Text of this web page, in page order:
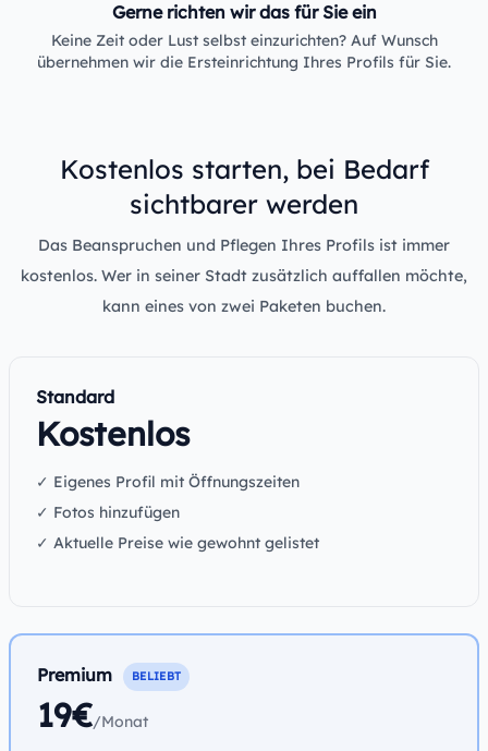
Gerne richten wir das für Sie ein
Keine Zeit oder Lust selbst einzurichten? Auf Wunsch
übernehmen wir die Ersteinrichtung Ihres Profils für Sie.
Kostenlos starten, bei Bedarf
sichtbarer werden
Das Beanspruchen und Pflegen Ihres Profils ist immer
kostenlos. Wer in seiner Stadt zusätzlich auffallen möchte,
kann eines von zwei Paketen buchen.
Standard
Kostenlos
✓ Eigenes Profil mit Öffnungszeiten
✓ Fotos hinzufügen
✓ Aktuelle Preise wie gewohnt gelistet
Premium BELIEBT
19€/Monat